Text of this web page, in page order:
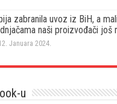
zabranila uvoz iz BiH, a
naši proizvođači još
Januara 2024.
u